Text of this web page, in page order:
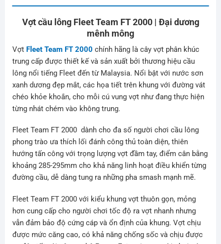
Vợt cầu lông Fleet Team FT 2000 | Đại dương
mênh mông
Vợt Fleet Team FT 2000 chính hãng là cây vợt phân khúc
trung cấp được thiết kế và sản xuất bởi thương hiệu cầu
lông nổi tiếng Fleet đến từ Malaysia. Nổi bật với nước sơn
xanh dương đẹp mắt, các họa tiết trên khung với đường vát
chéo khỏe khoắn, cho mỗi cú vung vợt như đang thực hiện
từng nhát chém vào không trung.
Fleet Team FT 2000 dành cho đa số người chơi cầu lông
phong trào ưa thích lối đánh công thủ toàn diện, thiên
hướng tấn công với trọng lượng vợt đầm tay, điểm cân bằng
khoảng 285-295mm cho khả năng linh hoạt điều khiển từng
đường cầu, dễ dàng tung ra những pha smash mạnh mẽ.
Fleet Team FT 2000 với kiểu khung vợt thuôn gọn, mỏng
hơn cung cấp cho người chơi tốc độ ra vợt nhanh nhưng
vẫn đảm bảo độ cứng cáp và ổn định của khung. Vợt chịu
được mức căng cao, có khả năng chống sốc và chịu được